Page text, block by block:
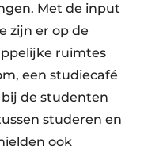
Met de input
zijn er op de
ruimtes
een studiecafé
de studenten
studeren en
ook